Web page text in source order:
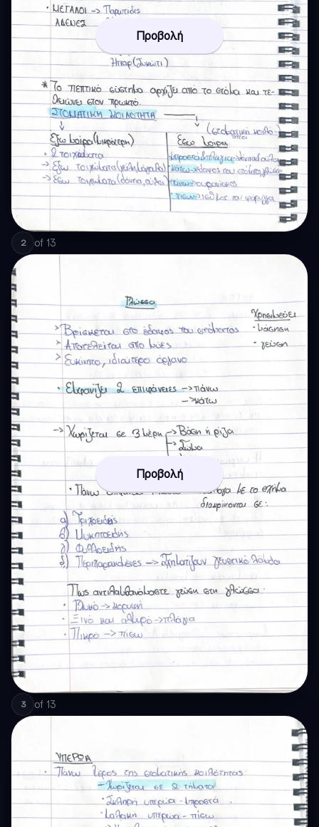
Προβολή
2 of 13
Προβολή
3 of 13